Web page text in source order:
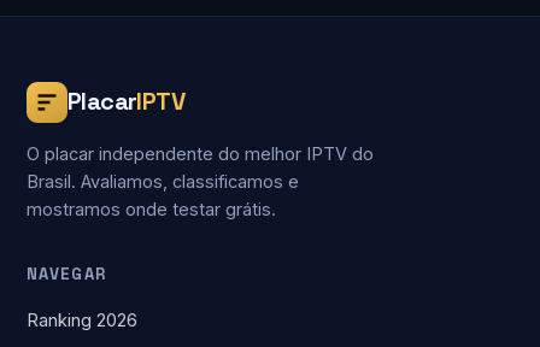
PlacarIPTV
O placar independente do melhor IPTV do
Brasil. Avaliamos, classificamos e
mostramos onde testar grátis.
NAVEGAR
Ranking 2026